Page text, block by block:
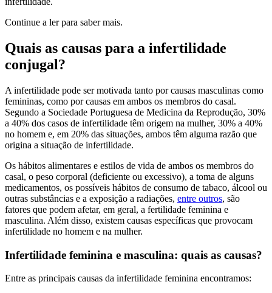
Continue a ler para saber mais.
Quais as causas para a infertilidade
conjugal?
A infertilidade pode ser motivada tanto por causas masculinas como
femininas, como por causas em ambos os membros do casal.
Segundo a Sociedade Portuguesa de Medicina da Reprodução, 30%
a 40% dos casos de infertilidade têm origem na mulher, 30% a 40%
no homem e, em 20% das situações, ambos têm alguma razão que
origina a situação de infertilidade.
Os hábitos alimentares e estilos de vida de ambos os membros do
casal, o peso corporal (deficiente ou excessivo), a toma de alguns
medicamentos, os possíveis hábitos de consumo de tabaco, álcool ou
outras substâncias e a exposição a radiações, entre outros, são
fatores que podem afetar, em geral, a fertilidade feminina e
masculina. Além disso, existem causas específicas que provocam
infertilidade no homem e na mulher.
Infertilidade feminina e masculina: quais as causas?
Entre as principais causas da infertilidade feminina encontramos: